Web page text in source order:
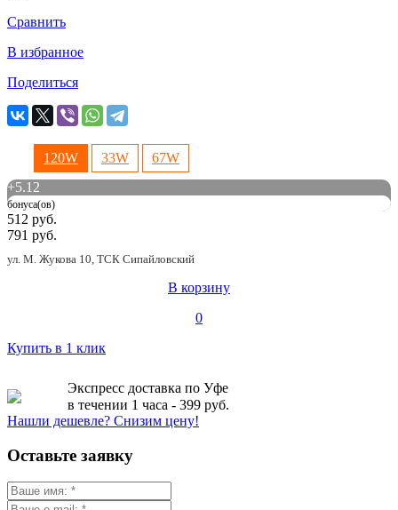
Сравнить
В избранное
Поделиться
120W 33W
67W
+5.12
бонуса(ов)
512 руб.
791 руб.
ул. М. Жукова 10, ТСК Сипайловский
В корзину
0
Купить в 1 клик
Экспресс доставка по Уфе
в течении 1 часа - 399 руб.
Нашли дешевле? Снизим цену!
Оставьте заявку